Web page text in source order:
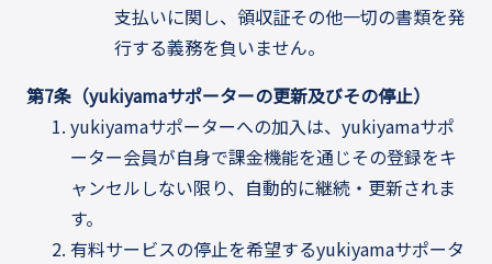
支払いに関し、領収証その他一切の書類を発
行する義務を負いません。
第7条（yukiyamaサポーターの更新及びその停止）
yukiyamaサポーターへの加入は、yukiyamaサポ
ーター会員が自身で課金機能を通じその登録をキ
ャンセルしない限り、自動的に継続・更新されま
す。
有料サービスの停止を希望するyukiyamaサポータ